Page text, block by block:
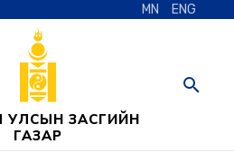
MN ENG
УЛСЫН ЗАСГИЙН
ГАЗАР